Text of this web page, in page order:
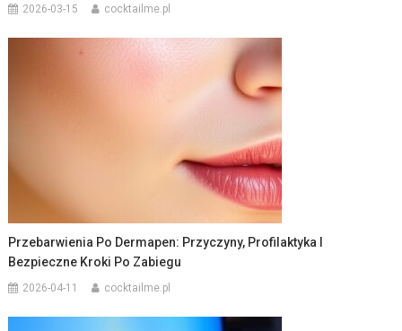
2026-03-15 cocktailme.pl
Przebarwienia Po Dermapen: Przyczyny, Profilaktyka I
Bezpieczne Kroki Po Zabiegu
2026-04-11 cocktailme.pl